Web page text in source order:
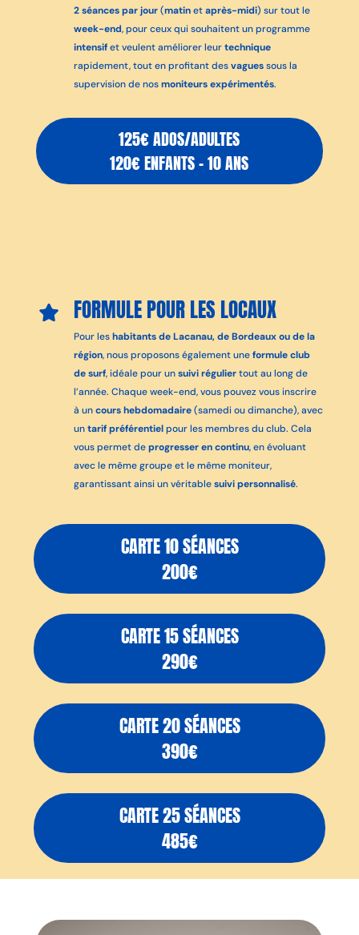
2 séances par jour(matinetaprès-midi) sur tout le
week-end, pour ceux qui souhaitent un programme
intensifet veulent améliorer leurtechnique
rapidement, tout en profitant desvaguessous la
supervision de nosmoniteurs expérimentés.
125€ ADOS/ADULTES
120€ ENFANTS – 10 ANS
FORMULE POUR LES LOCAUX
Pour leshabitants de Lacanau, de Bordeaux ou de la
région, nous proposons également uneformule club
de surf, idéale pour unsuivi réguliertout au long de
l’année. Chaque week-end, vous pouvez vous inscrire
à uncours hebdomadaire(samedi ou dimanche), avec
untarif préférentielpour les membres du club. Cela
vous permet deprogresser en continu, en évoluant
avec le même groupe et le même moniteur,
garantissant ainsi un véritablesuivi personnalisé.
CARTE 10 SÉANCES
200€
CARTE 15 SÉANCES
290€
CARTE 20 SÉANCES
390€
CARTE 25 SÉANCES
485€